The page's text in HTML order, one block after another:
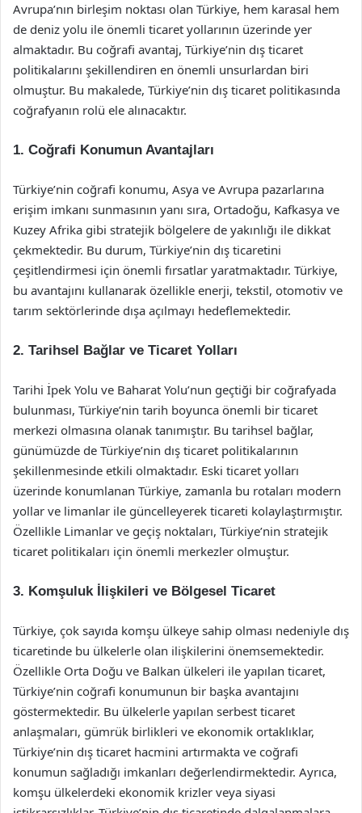
Avrupa’nın birleşim noktası olan Türkiye, hem karasal hem
de deniz yolu ile önemli ticaret yollarının üzerinde yer
almaktadır. Bu coğrafi avantaj, Türkiye’nin dış ticaret
politikalarını şekillendiren en önemli unsurlardan biri
olmuştur. Bu makalede, Türkiye’nin dış ticaret politikasında
coğrafyanın rolü ele alınacaktır.
1. Coğrafi Konumun Avantajları
Türkiye’nin coğrafi konumu, Asya ve Avrupa pazarlarına
erişim imkanı sunmasının yanı sıra, Ortadoğu, Kafkasya ve
Kuzey Afrika gibi stratejik bölgelere de yakınlığı ile dikkat
çekmektedir. Bu durum, Türkiye’nin dış ticaretini
çeşitlendirmesi için önemli fırsatlar yaratmaktadır. Türkiye,
bu avantajını kullanarak özellikle enerji, tekstil, otomotiv ve
tarım sektörlerinde dışa açılmayı hedeflemektedir.
2. Tarihsel Bağlar ve Ticaret Yolları
Tarihi İpek Yolu ve Baharat Yolu’nun geçtiği bir coğrafyada
bulunması, Türkiye’nin tarih boyunca önemli bir ticaret
merkezi olmasına olanak tanımıştır. Bu tarihsel bağlar,
günümüzde de Türkiye’nin dış ticaret politikalarının
şekillenmesinde etkili olmaktadır. Eski ticaret yolları
üzerinde konumlanan Türkiye, zamanla bu rotaları modern
yollar ve limanlar ile güncelleyerek ticareti kolaylaştırmıştır.
Özellikle Limanlar ve geçiş noktaları, Türkiye’nin stratejik
ticaret politikaları için önemli merkezler olmuştur.
3. Komşuluk İlişkileri ve Bölgesel Ticaret
Türkiye, çok sayıda komşu ülkeye sahip olması nedeniyle dış
ticaretinde bu ülkelerle olan ilişkilerini önemsemektedir.
Özellikle Orta Doğu ve Balkan ülkeleri ile yapılan ticaret,
Türkiye’nin coğrafi konumunun bir başka avantajını
göstermektedir. Bu ülkelerle yapılan serbest ticaret
anlaşmaları, gümrük birlikleri ve ekonomik ortaklıklar,
Türkiye’nin dış ticaret hacmini artırmakta ve coğrafi
konumun sağladığı imkanları değerlendirmektedir. Ayrıca,
komşu ülkelerdeki ekonomik krizler veya siyasi